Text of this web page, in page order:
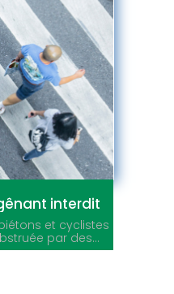
interdit
et cyclistes
par des...